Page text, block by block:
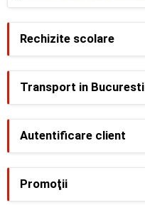
Rechizite scolare
Transport in Bucuresti
Autentificare client
Promoţii